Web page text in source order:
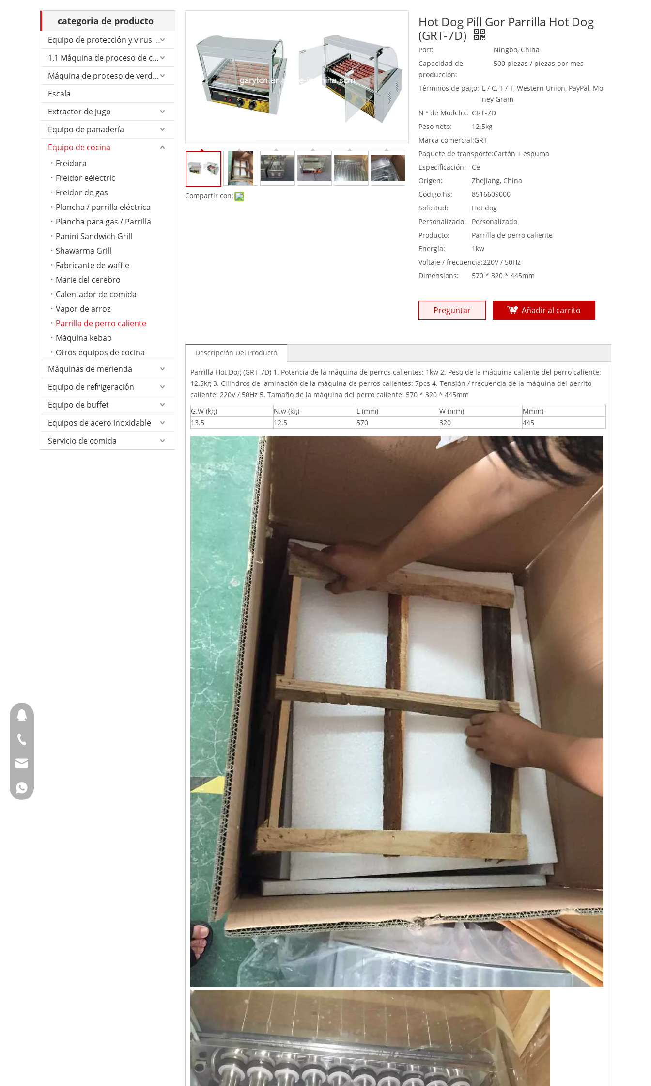
Equipos de acero inoxidable
Servicio de comida
categoria de producto
Equipo de protección y virus de Corona.
1.1 Máquina de proceso de carne
Máquina de proceso de verduras
Escala
Extractor de jugo
Equipo de panadería
Equipo de cocina
Freidora
Freidor eélectric
Freidor de gas
Plancha / parrilla eléctrica
Plancha para gas / Parrilla
Panini Sandwich Grill
Shawarma Grill
Fabricante de waffle
Marie del cerebro
Calentador de comida
Vapor de arroz
Parrilla de perro caliente
Máquina kebab
Otros equipos de cocina
Máquinas de merienda
Equipo de refrigeración
Equipo de buffet
Equipos de acero inoxidable
Servicio de comida
Compartir con:
Hot Dog Pill Gor Parrilla Hot Dog
(GRT-7D)
Port:
Ningbo, China
Capacidad de
producción:
500 piezas / piezas por mes
Términos de pago: L / C, T / T, Western Union, PayPal, Mo
ney Gram
N º de Modelo.: GRT-7D
Peso neto:
12.5kg
Marca comercial:GRT
Paquete de transporte:Cartón + espuma
Especificación:
Ce
Origen:
Zhejiang, China
Código hs:
8516609000
Solicitud:
Hot dog
Personalizado:
Personalizado
Producto:
Parrilla de perro caliente
Energía:
1kw
Voltaje / frecuencia:220V / 50Hz
Dimensions:
570 * 320 * 445mm
Preguntar Añadir al carrito
Descripción Del Producto
Parrilla Hot Dog (GRT-7D) 1. Potencia de la máquina de perros calientes: 1kw 2. Peso de la máquina caliente del perro caliente:
12.5kg 3. Cilindros de laminación de la máquina de perros calientes: 7pcs 4. Tensión / frecuencia de la máquina del perrito
caliente: 220V / 50Hz 5. Tamaño de la máquina del perro caliente: 570 * 320 * 445mm
G.W (kg)
N.w (kg) L (mm) W (mm)
Mmm)
13.5
12.5 570 320 445